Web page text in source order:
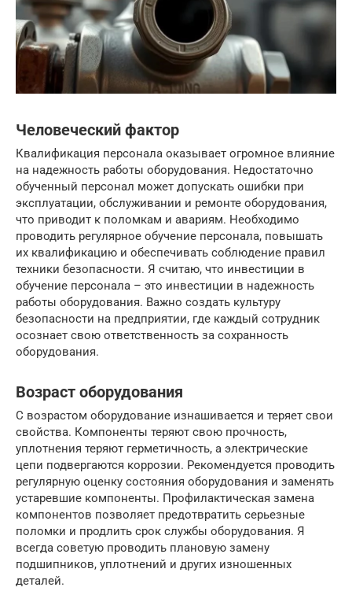
Человеческий фактор
Квалификация персонала оказывает огромное влияние
на надежность работы оборудования. Недостаточно
обученный персонал может допускать ошибки при
эксплуатации, обслуживании и ремонте оборудования,
что приводит к поломкам и авариям. Необходимо
проводить регулярное обучение персонала, повышать
их квалификацию и обеспечивать соблюдение правил
техники безопасности. Я считаю, что инвестиции в
обучение персонала – это инвестиции в надежность
работы оборудования. Важно создать культуру
безопасности на предприятии, где каждый сотрудник
осознает свою ответственность за сохранность
оборудования.
Возраст оборудования
С возрастом оборудование изнашивается и теряет свои
свойства. Компоненты теряют свою прочность,
уплотнения теряют герметичность, а электрические
цепи подвергаются коррозии. Рекомендуется проводить
регулярную оценку состояния оборудования и заменять
устаревшие компоненты. Профилактическая замена
компонентов позволяет предотвратить серьезные
поломки и продлить срок службы оборудования. Я
всегда советую проводить плановую замену
подшипников, уплотнений и других изношенных
деталей.